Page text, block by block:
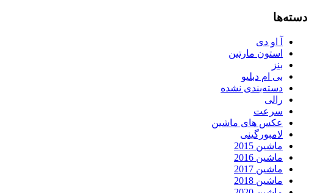
دسته‌ها
آ او دی
استون مارتین
بنز
بی ام دبلیو
دسته‌بندی نشده
رالی
سرعت
عکس های ماشین
لامبورگینی
ماشین 2015
ماشین 2016
ماشین 2017
ماشین 2018